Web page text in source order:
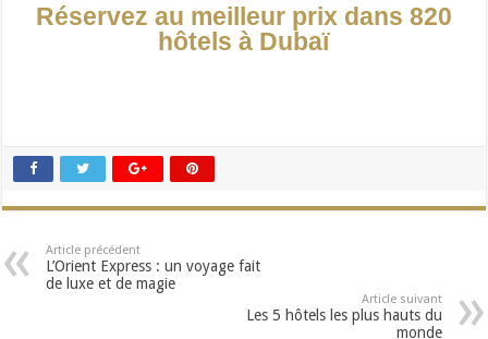
Réservez au meilleur prix dans 820
hôtels à Dubaï
Article précédent
L’Orient Express : un voyage fait
de luxe et de magie
Article suivant
Les 5 hôtels les plus hauts du
monde